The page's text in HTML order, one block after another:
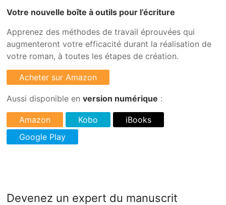
Votre nouvelle boîte à outils pour l’écriture
Apprenez des méthodes de travail éprouvées qui
augmenteront votre efficacité durant la réalisation de
votre roman, à toutes les étapes de création.
Aussi disponible enversion numérique :
Devenez un expert du manuscrit